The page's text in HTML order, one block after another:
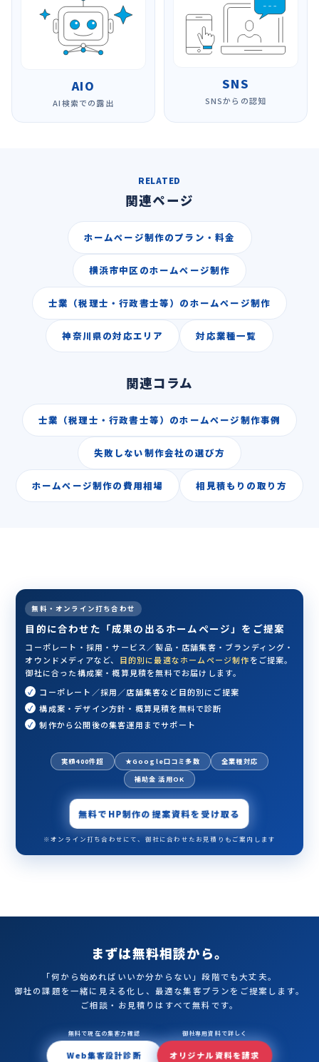
AIO
AI検索での露出
SNS
SNSからの認知
RELATED
関連ページ
ホームページ制作のプラン・料金
横浜市中区のホームページ制作
士業（税理士・行政書士等）のホームページ制作
神奈川県の対応エリア 対応業種一覧
関連コラム
士業（税理士・行政書士等）のホームページ制作事例
失敗しない制作会社の選び方
ホームページ制作の費用相場 相見積もりの取り方
無料・オンライン打ち合わせ
目的に合わせた「成果の出るホームページ」をご提案
コーポレート・採用・サービス／製品・店舗集客・ブランディング・
オウンドメディアなど、 目的別に最適なホームページ制作をご提案。
御社に合った構成案・概算見積を無料でお届けします。
コーポレート／採用／店舗集客など目的別にご提案
構成案・デザイン方針・概算見積を無料で診断
制作から公開後の集客運用までサポート
実績400件超 ★Google口コミ多数
全業種対応
補助金 活用OK
無料でHP制作の提案資料を受け取る
※オンライン打ち合わせにて、御社に合わせたお見積りもご案内します
まずは無料相談から。
「何から始めればいいか分からない」段階でも大丈夫。
御社の課題を一緒に見える化し、最適な集客プランをご提案します。
ご相談・お見積りはすべて無料です。
無料で現在の集客力確認
Web集客設計診断
御社専用資料で詳しく
オリジナル資料を請求